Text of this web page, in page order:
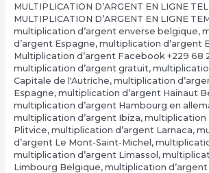
MULTIPLICATION D’ARGENT EN LIGNE
MULTIPLICATION D’ARGENT EN LIGNE
multiplication d’argent enverse belgique,
d’argent Espagne, multiplication d’argent
Multiplication d’argent Facebook +229 68
multiplication d’argent gratuit,
Capitale de l'Autriche, multiplication
Espagne, multiplication d’argent Hainaut
multiplication d’argent Hambourg en
multiplication d’argent Ibiza, multiplication
Plitvice, multiplication d’argent Larnaca,
d’argent Le Mont-Saint-Michel,
multiplication d’argent Limassol,
Limbourg Belgique, multiplication